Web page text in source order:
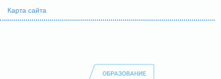
Карта сайта